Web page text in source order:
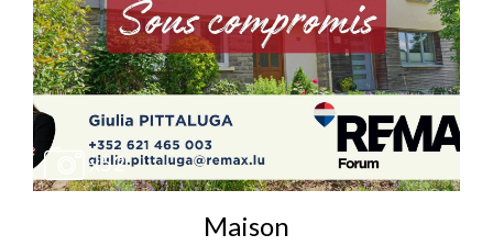
x52
Maison